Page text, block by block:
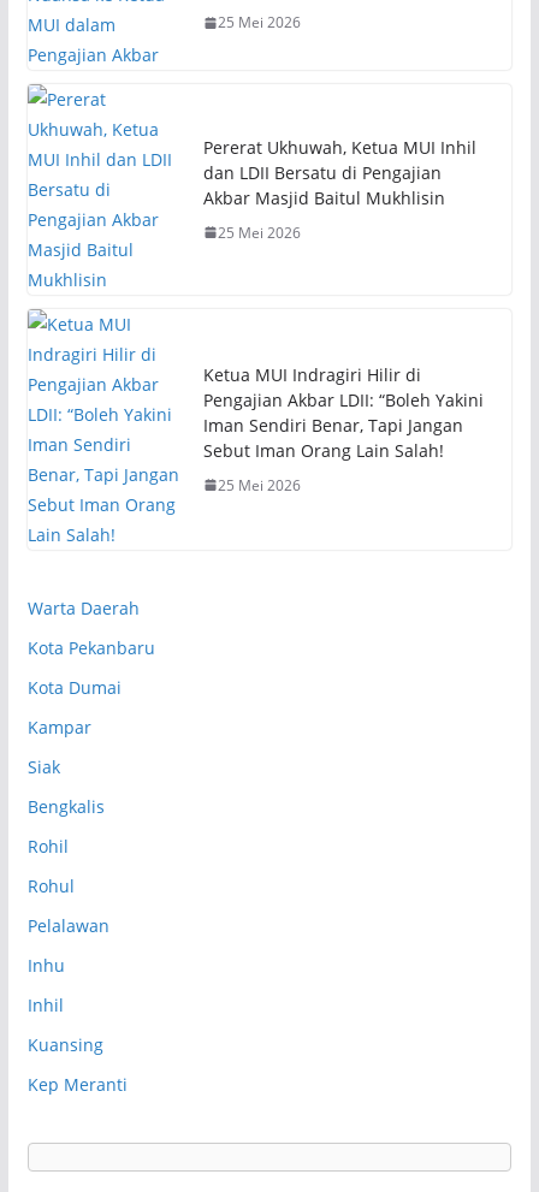
25 Mei 2026
Pererat Ukhuwah, Ketua MUI Inhil
dan LDII Bersatu di Pengajian
Akbar Masjid Baitul Mukhlisin
25 Mei 2026
Ketua MUI Indragiri Hilir di
Pengajian Akbar LDII: “Boleh Yakini
Iman Sendiri Benar, Tapi Jangan
Sebut Iman Orang Lain Salah!
25 Mei 2026
Warta Daerah
Kota Pekanbaru
Kota Dumai
Kampar
Siak
Bengkalis
Rohil
Rohul
Pelalawan
Inhu
Inhil
Kuansing
Kep Meranti